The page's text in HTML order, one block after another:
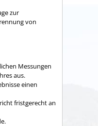
zur
von
Messungen
aus.
einen
fristgerecht an